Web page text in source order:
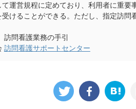
運営規程に定めており、利用者に重要
けることができる。ただし、指定訪問
問看護業務の手引
訪問看護サポートセンター